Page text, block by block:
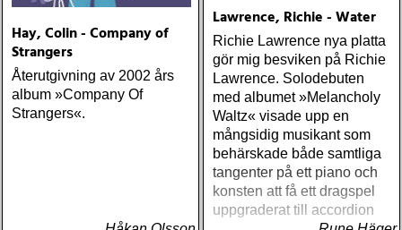
Hay, Colin - Company of
Strangers
Återutgivning av 2002 års
album »Company Of
Strangers«.
Lawrence, Richie - Water
Richie Lawrence nya platta
gör mig besviken på Richie
Lawrence. Solodebuten
med albumet »Melancholy
Waltz« visade upp en
mångsidig musikant som
behärskade både samtliga
tangenter på ett piano och
konsten att få ett dragspel
uppgraderat till accordion